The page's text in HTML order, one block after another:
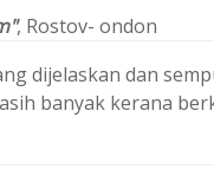
, Rostov- ondon
dijelaskan dan
banyak kerana